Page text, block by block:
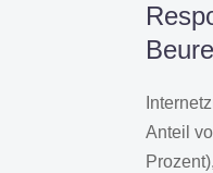
Anteil